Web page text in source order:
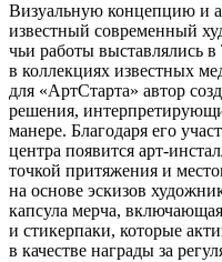
Визуальную концепцию и
известный современный
чьи работы выставлялись в
в коллекциях известных
для «АртСтарта» автор
решения,
манере. Благодаря его
центра появится арт-
точкой притяжения и
на основе эскизов
капсула мерча,
и стикерпаки, которые
в качестве награды за